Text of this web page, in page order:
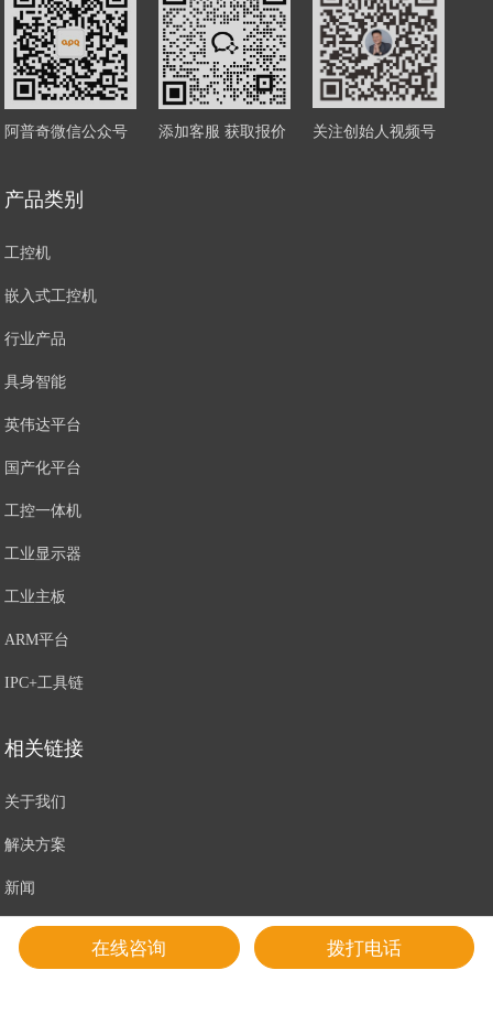
阿普奇微信公众号 添加客服 获取报价 关注创始人视频号
产品类别
工控机
嵌入式工控机
行业产品
具身智能
英伟达平台
国产化平台
工控一体机
工业显示器
工业主板
ARM平台
IPC+工具链
相关链接
关于我们
解决方案
新闻
联系我们
售后服务条款
在线咨询 拨打电话